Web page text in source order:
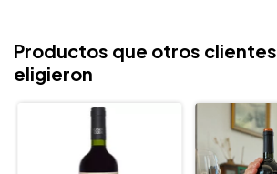
Productos que otros
eligieron